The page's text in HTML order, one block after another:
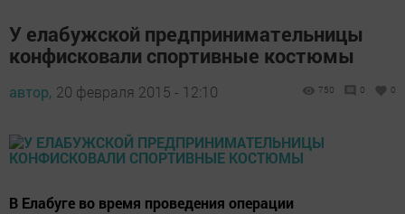
У елабужской предпринимательницы
конфисковали спортивные костюмы
автор, 20 февраля 2015 - 12:10 750 0 0
В Елабуге во время проведения операции